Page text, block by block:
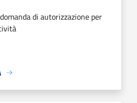
di autorizzazione per